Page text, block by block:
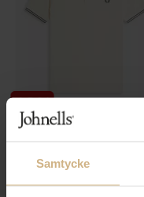
Samtycke
1 099 SEK